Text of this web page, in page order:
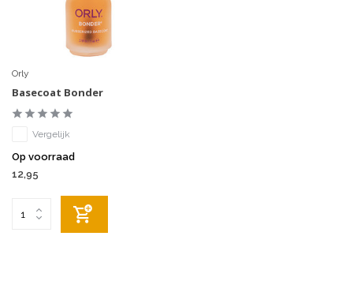
Orly
Basecoat Bonder
Vergelijk
Op voorraad
12,95